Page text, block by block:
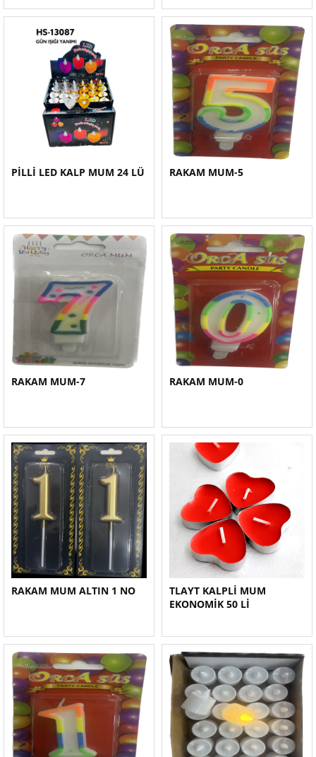
PİLLİ LED KALP MUM 24 LÜ RAKAM MUM-5
RAKAM MUM-7 RAKAM MUM-0
RAKAM MUM ALTIN 1 NO
TLAYT KALPLİ MUM
EKONOMİK 50 Lİ